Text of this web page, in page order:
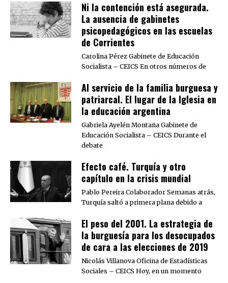
Ni la contención está asegurada.
La ausencia de gabinetes
psicopedagógicos en las escuelas
de Corrientes
Carolina Pérez Gabinete de Educación
Socialista – CEICS En otros números de
Al servicio de la familia burguesa y
patriarcal. El lugar de la Iglesia en
la educación argentina
Gabriela Ayelén Montaña Gabinete de
Educación Socialista – CEICS Durante el
debate
Efecto café. Turquía y otro
capítulo en la crisis mundial
Pablo Pereira Colaborador Semanas atrás,
Turquía saltó a primera plana debido a
El peso del 2001. La estrategia de
la burguesía para los desocupados
de cara a las elecciones de 2019
Nicolás Villanova Oficina de Estadísticas
Sociales – CEICS Hoy, en un momento